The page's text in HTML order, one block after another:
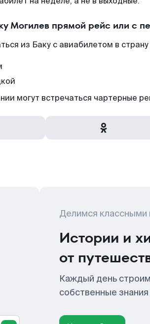
Могилев прямой рейс или с
из Баку с авиабилетом в
могут встречаться чартерные
Делимся классными
Истории и
от
Каждый день
собственные